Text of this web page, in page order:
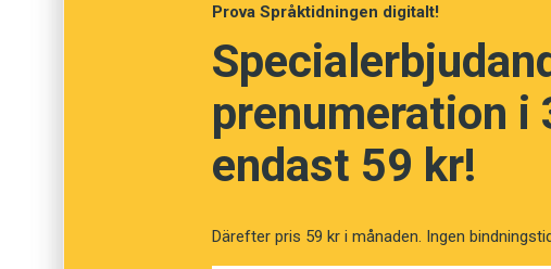
Prova Språktidningen digitalt!
prenumeration i
endast 59 kr!
Därefter pris 59 kr i månaden. Ingen